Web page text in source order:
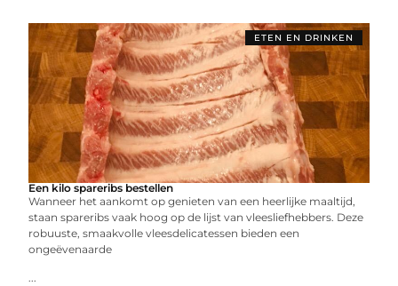
ETEN EN DRINKEN
Een kilo spareribs bestellen
Wanneer het aankomt op genieten van een heerlijke maaltijd,
staan spareribs vaak hoog op de lijst van vleesliefhebbers. Deze
robuuste, smaakvolle vleesdelicatessen bieden een
ongeëvenaarde
...